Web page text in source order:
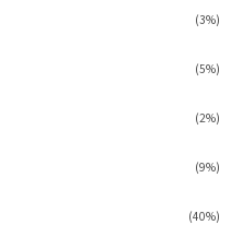
(3%)
(5%)
(2%)
(9%)
(40%)